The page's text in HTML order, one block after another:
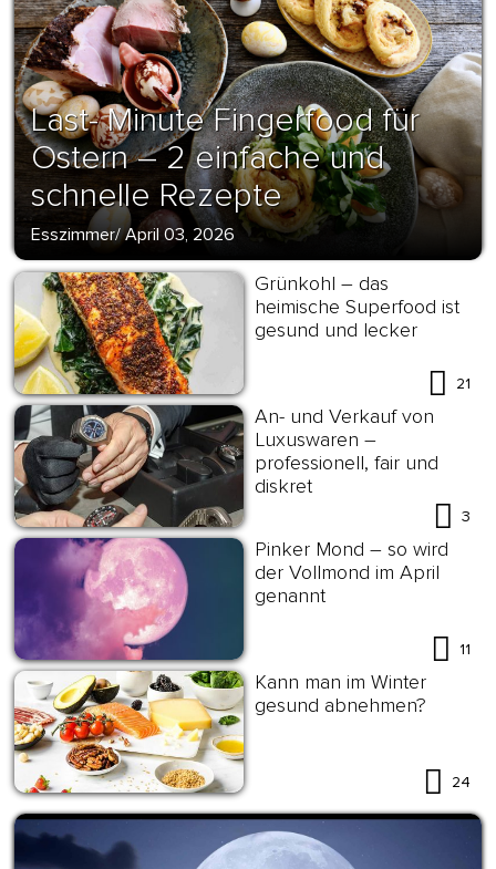
Last- Minute Fingerfood für
Ostern – 2 einfache und
schnelle Rezepte
Esszimmer/April 03, 2026
Grünkohl – das
heimische Superfood ist
gesund und lecker
21
An- und Verkauf von
Luxuswaren –
professionell, fair und
diskret
3
Pinker Mond – so wird
der Vollmond im April
genannt
11
Kann man im Winter
gesund abnehmen?
24